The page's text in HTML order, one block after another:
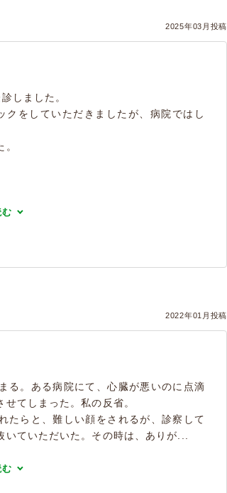
2025年03月投稿
しました。
をしていただきましたが、病院ではし
む
2022年01月投稿
る。ある病院にて、心臓が悪いのに点滴
てしまった。私の反省。
たらと、難しい顔をされるが、診察して
ていただいた。その時は、ありが...
む